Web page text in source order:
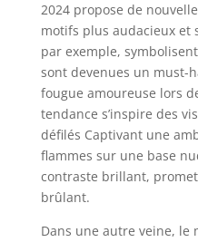
2024 propose de
motifs plus audacieux et
par exemple,
sont devenues un must-
fougue amoureuse lors
tendance s’inspire des
défilés Captivant une
flammes sur une base
contraste brillant,
brûlant.
Dans une autre veine, le